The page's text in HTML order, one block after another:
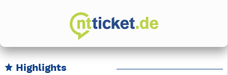
Highlights